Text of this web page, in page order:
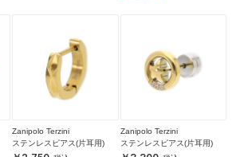
Zanipolo Terzini
ステンレスピアス(片耳用)
Zanipolo Terzini
ステンレスピアス(片耳用)